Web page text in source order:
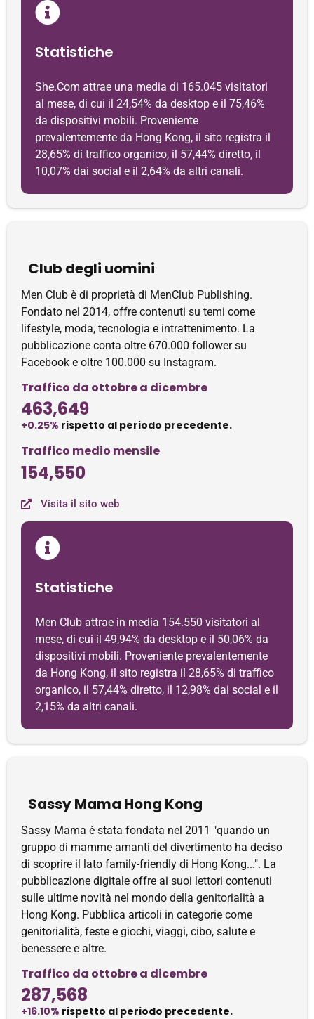
Statistiche
She.Com attrae una media di 165.045 visitatori
al mese, di cui il 24,54% da desktop e il 75,46%
da dispositivi mobili. Proveniente
prevalentemente da Hong Kong, il sito registra il
28,65% di traffico organico, il 57,44% diretto, il
10,07% dai social e il 2,64% da altri canali.
Club degli uomini
Men Club è di proprietà di MenClub Publishing.
Fondato nel 2014, offre contenuti su temi come
lifestyle, moda, tecnologia e intrattenimento. La
pubblicazione conta oltre 670.000 follower su
Facebook e oltre 100.000 su Instagram.
Traffico da ottobre a dicembre
463,649
+0.25% rispetto al periodo precedente.
Traffico medio mensile
154,550
Visita il sito web
Statistiche
Men Club attrae in media 154.550 visitatori al
mese, di cui il 49,94% da desktop e il 50,06% da
dispositivi mobili. Proveniente prevalentemente
da Hong Kong, il sito registra il 28,65% di traffico
organico, il 57,44% diretto, il 12,98% dai social e il
2,15% da altri canali.
Sassy Mama Hong Kong
Sassy Mama è stata fondata nel 2011 "quando un
gruppo di mamme amanti del divertimento ha deciso
di scoprire il lato family-friendly di Hong Kong...". La
pubblicazione digitale offre ai suoi lettori contenuti
sulle ultime novità nel mondo della genitorialità a
Hong Kong. Pubblica articoli in categorie come
genitorialità, feste e giochi, viaggi, cibo, salute e
benessere e altre.
Traffico da ottobre a dicembre
287,568
+16.10% rispetto al periodo precedente.